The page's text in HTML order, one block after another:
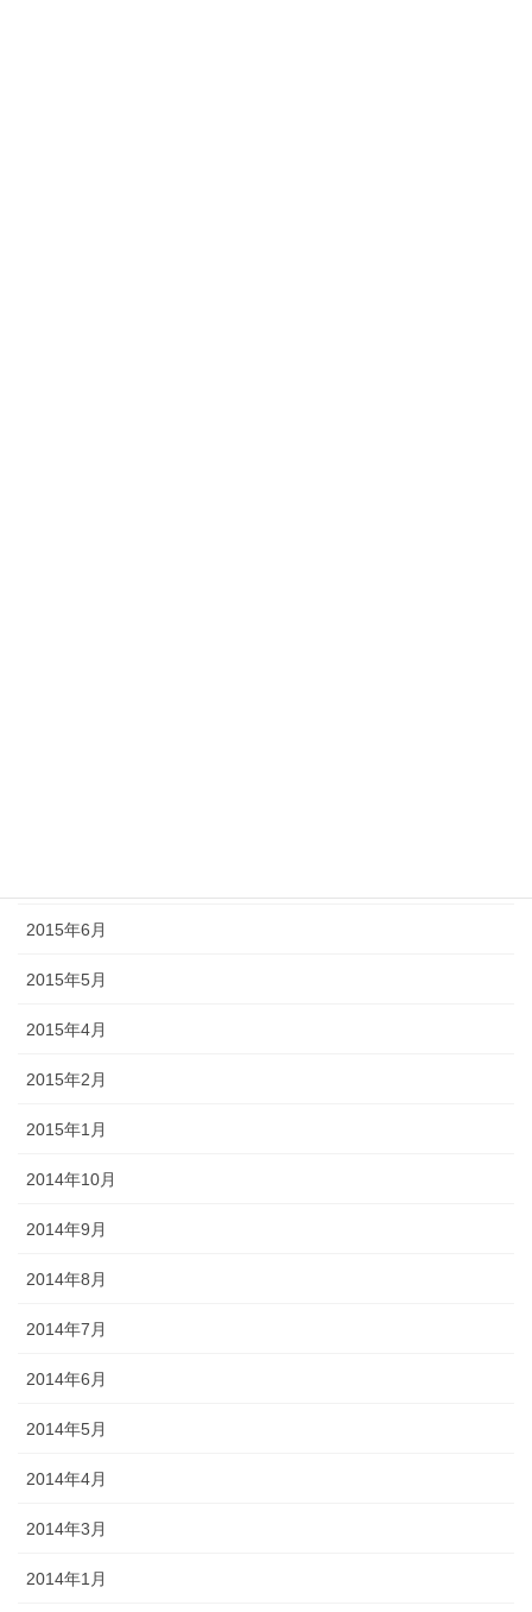
2015年6月
2015年5月
2015年4月
2015年2月
2015年1月
2014年10月
2014年9月
2014年8月
2014年7月
2014年6月
2014年5月
2014年4月
2014年3月
2014年1月